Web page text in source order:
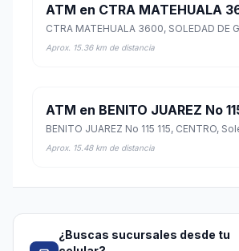
ATM en CTRA MATEHUALA
Aprox. 15.36 km de distancia
ATM en BENITO JUAREZ No
Aprox. 15.48 km de distancia
¿Buscas sucursales desde tu